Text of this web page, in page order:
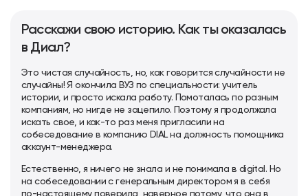
Расскажи свою историю. Как ты оказалась
в Диал?
Это чистая случайность, но, как говорится случайности не
случайны! Я окончила ВУЗ по специальности: учитель
истории, и просто искала работу. Помоталась по разным
компаниям, но нигде не зацепило. Поэтому я продолжала
искать свое, и как-то раз меня пригласили на
собеседование в компанию DIAL на должность помощника
аккаунт-менеджера.
Естественно, я ничего не знала и не понимала в digital. Но
на собеседовании с генеральным директором я в себя
по-настоящему поверила, наверное потому, что она в